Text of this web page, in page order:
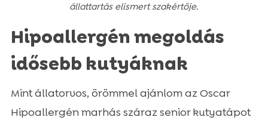
állattartás elismert szakértője.
Hipoallergén megoldás
idősebb kutyáknak
Mint állatorvos, örömmel ajánlom az Oscar
Hipoallergén marhás száraz senior kutyatápot